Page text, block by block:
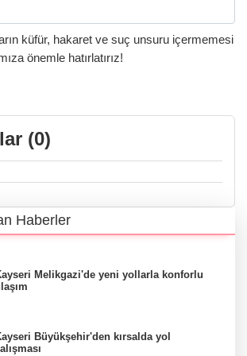
küfür, hakaret ve suç unsuru içermemesi
önemle hatırlatırız!
(0)
Haberler
Melikgazi'de yeni yollarla konforlu
Büyükşehir'den kırsalda yol